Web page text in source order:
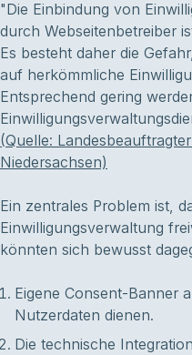
"Die Einbindung von
durch Webseitenbetreiber
Es besteht daher die
auf herkömmliche
Entsprechend gering
(Quelle:
Niedersachsen)
Ein zentrales Problem ist,
Einwilligungsverwaltung
könnten sich bewusst
Eigene Consent-Banner
Nutzerdaten dienen.
Die technische